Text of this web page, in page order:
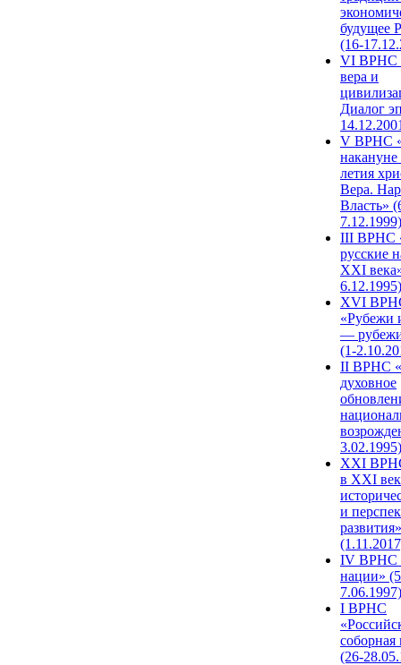
будущее
(16-
VI ВРНС
вера и
Диалог
V ВРНС
накануне
летия
Вера.
Власть»
7.12.1999)
III ВРНС
русские
XXI
6.12.1995)
XVI
«Рубежи
—
(1-
II ВРНС
духовное
3.02.1995)
XХI
в XXI
и
развития»
IV ВРНС
нации»
7.06.1997)
I ВРНС
(26-